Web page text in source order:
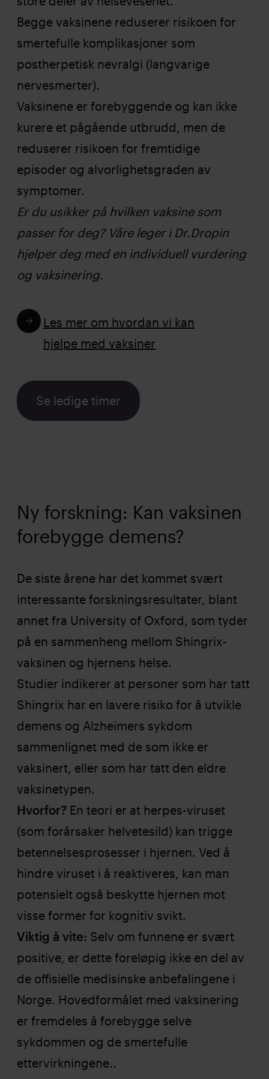
Begge vaksinene reduserer risikoen for
smertefulle komplikasjoner som
postherpetisk nevralgi (langvarige
nervesmerter).
Vaksinene er forebyggende og kan ikke
kurere et pågående utbrudd, men de
reduserer risikoen for fremtidige
episoder og alvorlighetsgraden av
symptomer.
Er du usikker på hvilken vaksine som
passer for deg? Våre leger i Dr.Dropin
hjelper deg med en individuell vurdering
og vaksinering.
Les mer om hvordan vi kan
hjelpe med vaksiner
Se ledige timer
Ny forskning: Kan vaksinen
forebygge demens?
De siste årene har det kommet svært
interessante forskningsresultater, blant
annet fra University of Oxford, som tyder
på en sammenheng mellom Shingrix-
vaksinen og hjernens helse.
Studier indikerer at personer som har tatt
Shingrix har en lavere risiko for å utvikle
demens og Alzheimers sykdom
sammenlignet med de som ikke er
vaksinert, eller som har tatt den eldre
vaksinetypen.
Hvorfor? En teori er at herpes-viruset
(som forårsaker helvetesild) kan trigge
betennelsesprosesser i hjernen. Ved å
hindre viruset i å reaktiveres, kan man
potensielt også beskytte hjernen mot
visse former for kognitiv svikt.
Viktig å vite: Selv om funnene er svært
positive, er dette foreløpig ikke en del av
de offisielle medisinske anbefalingene i
Norge. Hovedformålet med vaksinering
er fremdeles å forebygge selve
sykdommen og de smertefulle
ettervirkningene..